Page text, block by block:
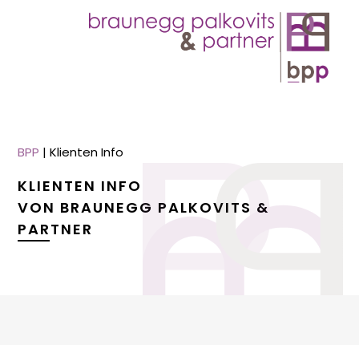
BPP |Klienten Info
KLIENTEN INFO
VON BRAUNEGG PALKOVITS &
PARTNER